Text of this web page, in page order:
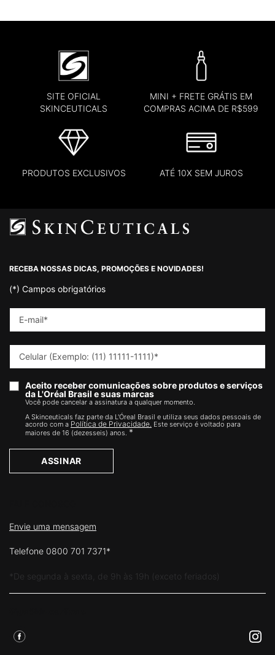
SITE OFICIAL
SKINCEUTICALS
MINI + FRETE GRÁTIS EM
COMPRAS ACIMA DE R$599
PRODUTOS EXCLUSIVOS ATÉ 10X SEM JUROS
RECEBA NOSSAS DICAS, PROMOÇÕES E NOVIDADES!
(*) Campos obrigatórios
E-mail*
Celular (Exemplo: (11) 11111-1111)*
Aceito receber comunicações sobre produtos e serviços
da L'Oréal Brasil e suas marcas
Você pode cancelar a assinatura a qualquer momento.​
A Skinceuticals faz parte da L'Óreal Brasil e utiliza seus dados pessoais de
acordo com a Política de Privacidade. Este serviço é voltado para
maiores de 16 (dezesseis) anos. *
ASSINAR
Envie uma mensagem
Telefone 0800 701 7371*
*De segunda à sexta, de 9h às 19h (exceto feriados)